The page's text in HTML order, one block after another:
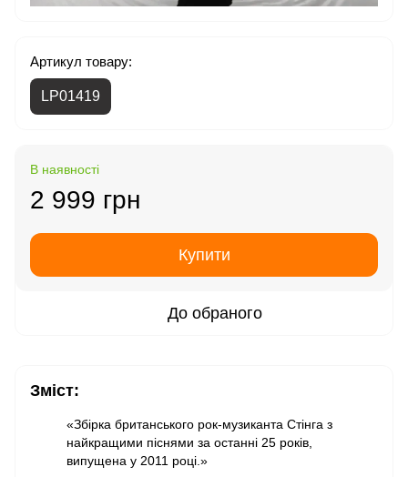
Артикул товару:
LP01419
В наявності
2 999 грн
Купити
До обраного
Зміст:
«Збірка британського рок-музиканта Стінга з
найкращими піснями за останні 25 років,
випущена у 2011 році.»